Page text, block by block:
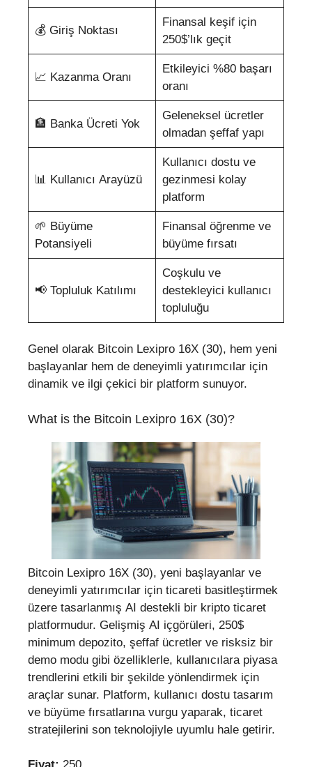
💰 Giriş Noktası
Finansal keşif için
250$’lık geçit
📈 Kazanma Oranı
Etkileyici %80 başarı
oranı
🏦 Banka Ücreti Yok
Geleneksel ücretler
olmadan şeffaf yapı
📊 Kullanıcı Arayüzü
Kullanıcı dostu ve
gezinmesi kolay
platform
🌱 Büyüme
Potansiyeli
Finansal öğrenme ve
büyüme fırsatı
📢 Topluluk Katılımı
Coşkulu ve
destekleyici kullanıcı
topluluğu
Genel olarak Bitcoin Lexipro 16X (30), hem yeni
başlayanlar hem de deneyimli yatırımcılar için
dinamik ve ilgi çekici bir platform sunuyor.
What is the Bitcoin Lexipro 16X (30)?
Bitcoin Lexipro 16X (30), yeni başlayanlar ve
deneyimli yatırımcılar için ticareti basitleştirmek
üzere tasarlanmış AI destekli bir kripto ticaret
platformudur. Gelişmiş AI içgörüleri, 250$
minimum depozito, şeffaf ücretler ve risksiz bir
demo modu gibi özelliklerle, kullanıcılara piyasa
trendlerini etkili bir şekilde yönlendirmek için
araçlar sunar. Platform, kullanıcı dostu tasarım
ve büyüme fırsatlarına vurgu yaparak, ticaret
stratejilerini son teknolojiyle uyumlu hale getirir.